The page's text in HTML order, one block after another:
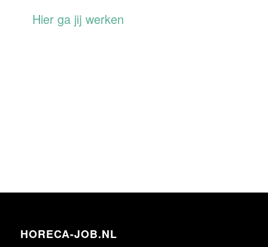
Hier ga jij werken
HORECA-JOB.NL